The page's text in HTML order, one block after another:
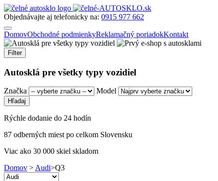
Objednávajte aj telefonicky na: 0915 977 662
DomovObchodné podmienkyReklamačný poriadokKontakt
Filter
Autosklá pre všetky typy vozidiel
Značka Model
Rýchle dodanie do 24 hodín
87 odberných miest po celkom Slovensku
Viac ako 30 000 skiel skladom
Domov >Audi>Q3